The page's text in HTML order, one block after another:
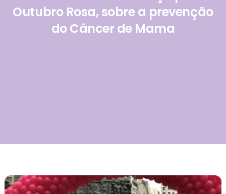
Outubro Rosa, sobre a prevenção
do Câncer de Mama